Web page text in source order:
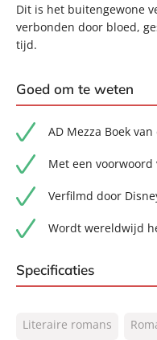
Dit is het buitengewone
verbonden door bloed,
tijd.
Goed om te weten
AD Mezza Boek
Met een voorwoord
Verfilmd door
Wordt wereldwijd
Specificaties
NUR:
Literaire romans